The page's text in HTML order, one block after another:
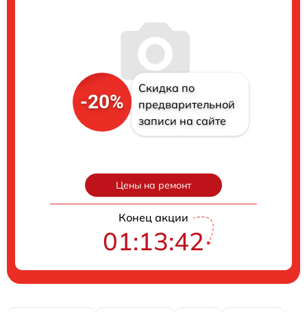
-20%
Скидка по
предварительной
записи на сайте
Цены на ремонт
Конец акции
01:13:41